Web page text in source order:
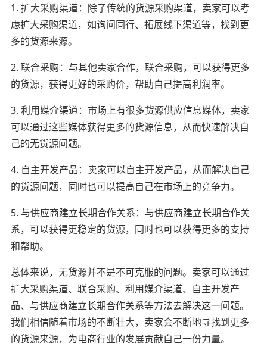
1. 扩大采购渠道：除了传统的货源采购渠道，卖家可以考
虑扩大采购渠道，如询问同行、拓展线下渠道等，找到更
多的货源来源。
2. 联合采购：与其他卖家合作，联合采购，可以获得更多
的货源，获得更好的采购价，帮助自己提高利润率。
3. 利用媒介渠道：市场上有很多货源供应信息媒体，卖家
可以通过这些媒体获得更多的货源信息，从而快速解决自
己的无货源问题。
4. 自主开发产品：卖家可以自主开发产品，从而解决自己
的货源问题，同时也可以提高自己在市场上的竞争力。
5. 与供应商建立长期合作关系：与供应商建立长期合作关
系，可以获得更稳定的货源，同时也可以获得更多的支持
和帮助。
总体来说，无货源并不是不可克服的问题。卖家可以通过
扩大采购渠道、联合采购、利用媒介渠道、自主开发产
品、与供应商建立长期合作关系等方法去解决这一问题。
我们相信随着市场的不断壮大，卖家会不断地寻找到更多
的货源来源，为电商行业的发展贡献自己一份力量。